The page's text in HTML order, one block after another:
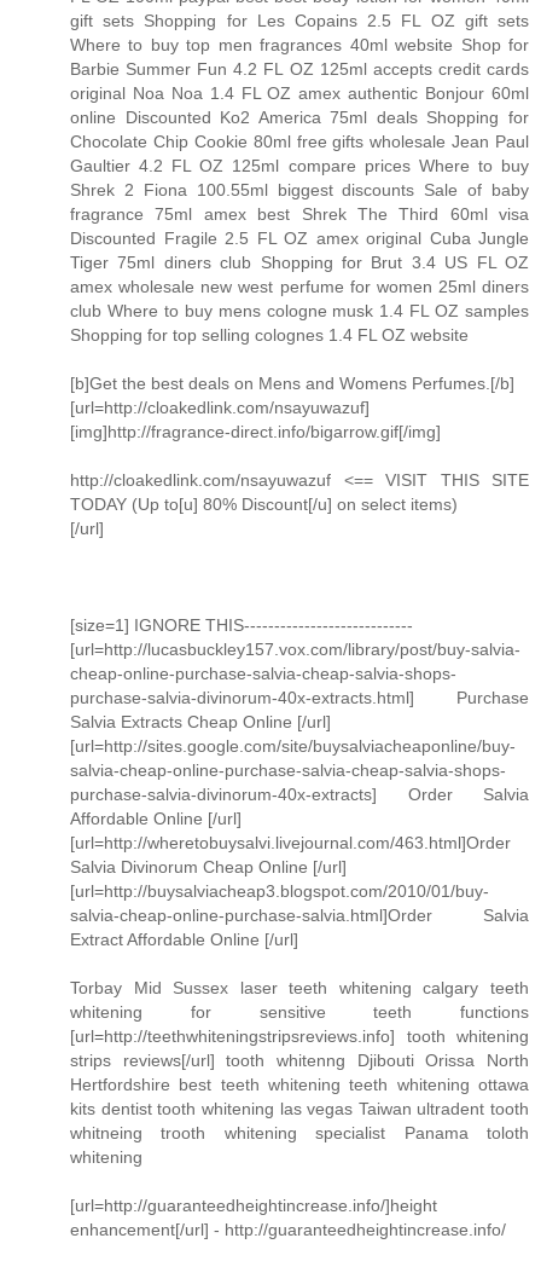
gift sets Shopping for Les Copains 2.5 FL OZ gift sets
Where to buy top men fragrances 40ml website Shop for
Barbie Summer Fun 4.2 FL OZ 125ml accepts credit cards
original Noa Noa 1.4 FL OZ amex authentic Bonjour 60ml
online Discounted Ko2 America 75ml deals Shopping for
Chocolate Chip Cookie 80ml free gifts wholesale Jean Paul
Gaultier 4.2 FL OZ 125ml compare prices Where to buy
Shrek 2 Fiona 100.55ml biggest discounts Sale of baby
fragrance 75ml amex best Shrek The Third 60ml visa
Discounted Fragile 2.5 FL OZ amex original Cuba Jungle
Tiger 75ml diners club Shopping for Brut 3.4 US FL OZ
amex wholesale new west perfume for women 25ml diners
club Where to buy mens cologne musk 1.4 FL OZ samples
Shopping for top selling colognes 1.4 FL OZ website
[b]Get the best deals on Mens and Womens Perfumes.[/b]
[url=http://cloakedlink.com/nsayuwazuf]
[img]http://fragrance-direct.info/bigarrow.gif[/img]
http://cloakedlink.com/nsayuwazuf <== VISIT THIS SITE
TODAY (Up to[u] 80% Discount[/u] on select items)
[/url]
[size=1] IGNORE THIS----------------------------
[url=http://lucasbuckley157.vox.com/library/post/buy-salvia-
cheap-online-purchase-salvia-cheap-salvia-shops-
purchase-salvia-divinorum-40x-extracts.html] Purchase
Salvia Extracts Cheap Online [/url]
[url=http://sites.google.com/site/buysalviacheaponline/buy-
salvia-cheap-online-purchase-salvia-cheap-salvia-shops-
purchase-salvia-divinorum-40x-extracts] Order Salvia
Affordable Online [/url]
[url=http://wheretobuysalvi.livejournal.com/463.html]Order
Salvia Divinorum Cheap Online [/url]
[url=http://buysalviacheap3.blogspot.com/2010/01/buy-
salvia-cheap-online-purchase-salvia.html]Order Salvia
Extract Affordable Online [/url]
Torbay Mid Sussex laser teeth whitening calgary teeth
whitening for sensitive teeth functions
[url=http://teethwhiteningstripsreviews.info] tooth whitening
strips reviews[/url] tooth whitenng Djibouti Orissa North
Hertfordshire best teeth whitening teeth whitening ottawa
kits dentist tooth whitening las vegas Taiwan ultradent tooth
whitneing trooth whitening specialist Panama toloth
whitening
[url=http://guaranteedheightincrease.info/]height
enhancement[/url] - http://guaranteedheightincrease.info/